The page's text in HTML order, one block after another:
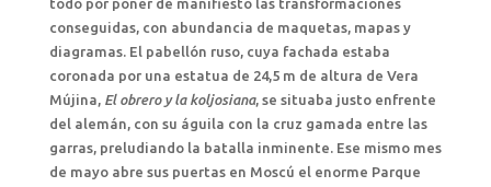
todo por poner de manifiesto las transformaciones
conseguidas, con abundancia de maquetas, mapas y
diagramas. El pabellón ruso, cuya fachada estaba
coronada por una estatua de 24,5 m de altura de Vera
Mújina, El obrero y la koljosiana, se situaba justo enfrente
del alemán, con su águila con la cruz gamada entre las
garras, preludiando la batalla inminente. Ese mismo mes
de mayo abre sus puertas en Moscú el enorme Parque